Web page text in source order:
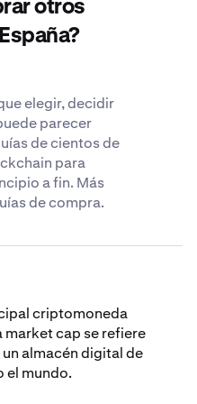
nuestros
el mundo
otros
elegir, decidir
parecer
de cientos de
para
a fin. Más
de compra.
criptomoneda
market cap se refiere
almacén digital de
el mundo.